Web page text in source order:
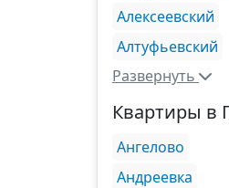
Алексеевский
Алтуфьевский
Развернуть
Квартиры в
Ангелово
Андреевка